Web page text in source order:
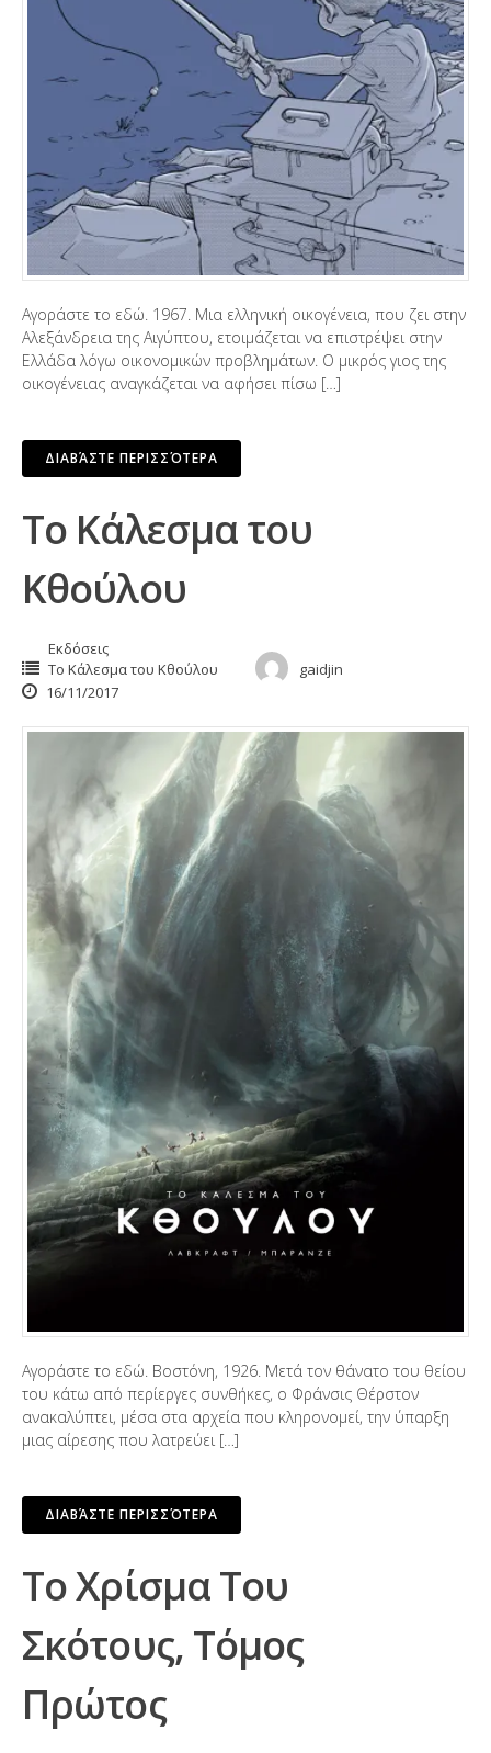
Αγοράστε το εδώ. 1967. Μια ελληνική οικογένεια, που ζει στην
Αλεξάνδρεια της Αιγύπτου, ετοιμάζεται να επιστρέψει στην
Ελλάδα λόγω οικονομικών προβλημάτων. Ο μικρός γιος της
οικογένειας αναγκάζεται να αφήσει πίσω […]
ΔΙΑΒΆΣΤΕ ΠΕΡΙΣΣΌΤΕΡΑ
Το Κάλεσμα του
Κθούλου
Εκδόσεις
Το Κάλεσμα του Κθούλου
gaidjin
16/11/2017
Αγοράστε το εδώ. Βοστόνη, 1926. Μετά τον θάνατο του θείου
του κάτω από περίεργες συνθήκες, ο Φράνσις Θέρστον
ανακαλύπτει, μέσα στα αρχεία που κληρονομεί, την ύπαρξη
μιας αίρεσης που λατρεύει […]
ΔΙΑΒΆΣΤΕ ΠΕΡΙΣΣΌΤΕΡΑ
Το Χρίσμα Του
Σκότους, Τόμος
Πρώτος